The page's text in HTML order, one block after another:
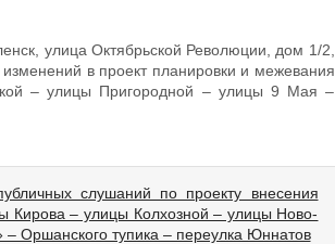
улица Октябрьской Революции, дом 1/2,
в проект планировки и межевания
– улицы Пригородной – улицы 9 Мая –
слушаний по проекту внесения
Кирова – улицы Колхозной – улицы Ново-
Оршанского тупика – переулка Юннатов